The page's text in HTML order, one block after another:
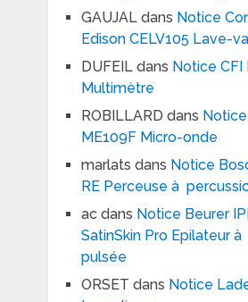
GAUJALdans Notice
Edison CELV105 Lave-
DUFEILdans Notice CFI
Multimètre
ROBILLARD dans
ME109F Micro-onde
marlats dans Notice
RE Perceuse à
acdans Notice Beurer
SatinSkin Pro Epilateur
pulsée
ORSET dans Notice